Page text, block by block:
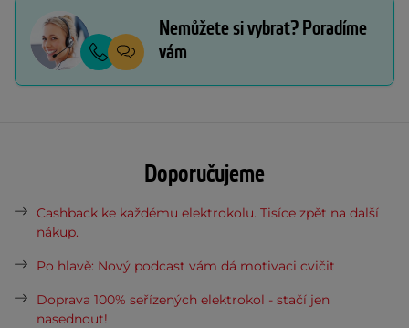
Nemůžete si vybrat? Poradíme
vám
Doporučujeme
Cashback ke každému elektrokolu. Tisíce zpět na další
nákup.
Po hlavě: Nový podcast vám dá motivaci cvičit
Doprava 100% seřízených elektrokol - stačí jen
nasednout!